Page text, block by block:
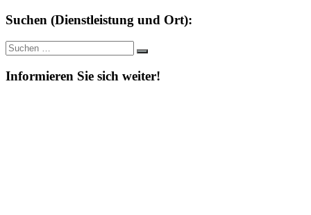
Suchen (Dienstleistung und Ort):
Suche
nach:
Suchen
Informieren Sie sich weiter!